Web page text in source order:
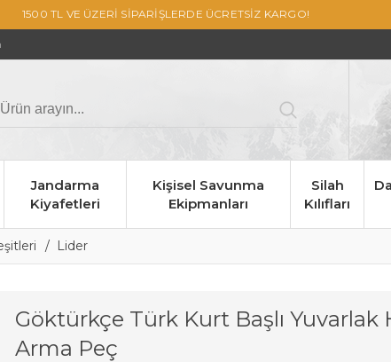
1500 TL VE ÜZERİ SİPARİŞLERDE ÜCRETSİZ KARGO!
Jandarma
Kiyafetleri
Kişisel Savunma
Ekipmanları
Silah
Kılıfları
Lider
Göktürkçe Türk Kurt Başlı Yuvarlak
Arma Peç